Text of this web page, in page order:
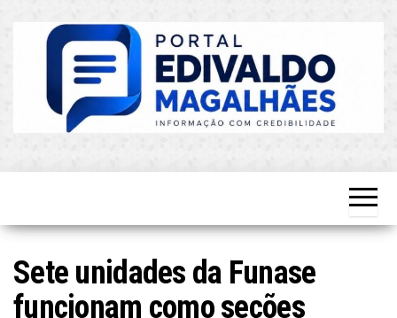
Atualizado!
Sete unidades da Funase
funcionam como seções